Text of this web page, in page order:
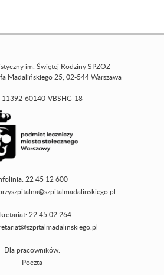
im. Świętej Rodziny SPZOZ
Madalińskiego 25, 02-544 Warszawa
11392-60140-VBSHG-18
22 45 12 600
22 45 02 264
Dla pracowników:
Poczta